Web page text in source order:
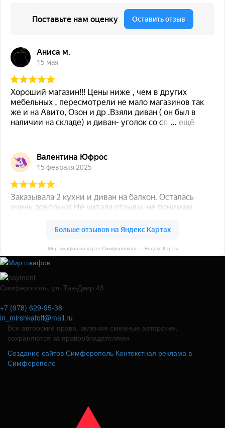
Мир шкафов на карте Симферополя — Яндекс Карты
Симферополь, ул. Тав-Даир 43
+7 (978) 629-95-38
in_mirshkafoff@mail.ru
Все авторские права, включая смежные авторские,
сохраняются за правообладателями
Создание сайтов Симферополь Контекстная реклама в
Симферополе